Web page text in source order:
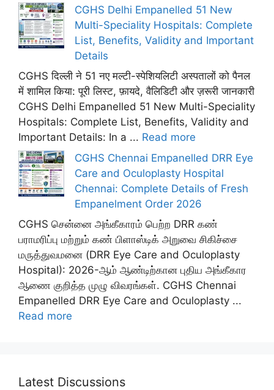
CGHS Delhi Empanelled 51 New
Multi-Speciality Hospitals: Complete
List, Benefits, Validity and Important
Details
CGHS दिल्ली ने 51 नए मल्टी-स्पेशियलिटी अस्पतालों को पैनल
में शामिल किया: पूरी लिस्ट, फ़ायदे, वैलिडिटी और ज़रूरी जानकारी
CGHS Delhi Empanelled 51 New Multi-Speciality
Hospitals: Complete List, Benefits, Validity and
Important Details: In a ... Read more
CGHS Chennai Empanelled DRR Eye
Care and Oculoplasty Hospital
Chennai: Complete Details of Fresh
Empanelment Order 2026
CGHS சென்னை அங்கீகாரம் பெற்ற DRR கண்
பராமரிப்பு மற்றும் கண் பிளாஸ்டிக் அறுவை சிகிச்சை
மருத்துவமனை (DRR Eye Care and Oculoplasty
Hospital): 2026-ஆம் ஆண்டிற்கான புதிய அங்கீகார
ஆணை குறித்த முழு விவரங்கள். CGHS Chennai
Empanelled DRR Eye Care and Oculoplasty ...
Read more
Latest Discussions